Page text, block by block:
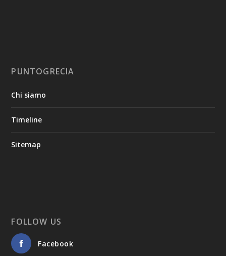
PUNTOGRECIA
Chi siamo
Timeline
Sitemap
FOLLOW US
Facebook